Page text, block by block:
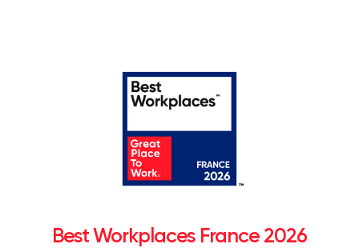
Best Workplaces France 2026